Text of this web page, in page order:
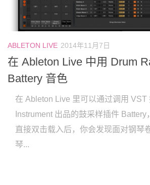
ABLETON LIVE 2014年11月7日
在 Ableton Live 中用 Drum
Battery 音色
在 Ableton Live 里可以通过调用 VST
Instrument 出品的鼓采样插件
直接双击载入后，你会发现面对钢琴
琴...